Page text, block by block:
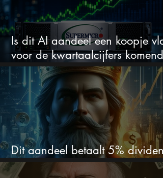
Is dit AI aandeel een koopje
voor de kwartaalcijfers komende
week?
Dit aandeel betaalt 5%
Ik koop nog steeds bij